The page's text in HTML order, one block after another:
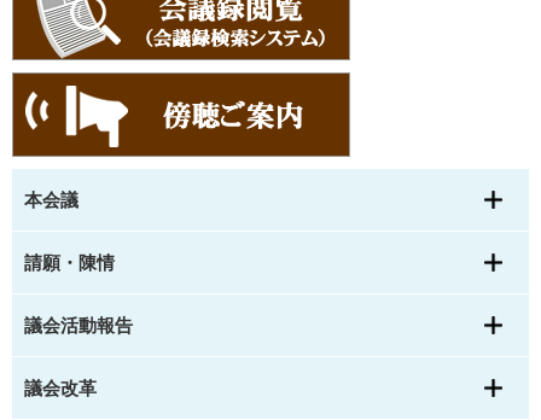
本会議
請願・陳情
議会活動報告
議会改革